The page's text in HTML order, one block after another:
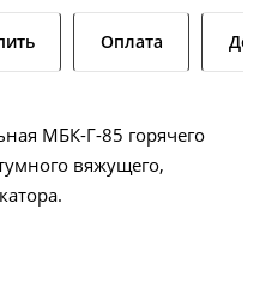
Оплата
МБК-Г-85 горячего
вяжущего,